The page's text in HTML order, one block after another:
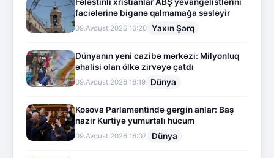
Fələstinli xristianlar ABŞ yevangelistlərini
faciələrinə biganə qalmamağa səsləyir
09.Avqust.2026 16:20 Yaxın Şərq
Dünyanın yeni cazibə mərkəzi: Milyonluq
əhalisi olan ölkə zirvəyə çatdı
09.Avqust.2026 16:19 Dünya
Kosova Parlamentində gərgin anlar: Baş
nazir Kurtiyə yumurtalı hücum
09.Avqust.2026 16:07 Dünya